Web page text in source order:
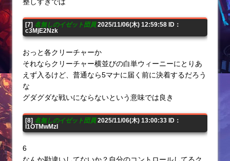
整しすぎでは
[7] 名無しのイゼット団員2025/11/06(木) 12:59:58 ID：
c3MjE2Nzk
おっと各クリーチャーか
それならクリーチャー横並びの白単ウィーニーにとりあ
えず入るけど、普通なら5マナに届く前に決着するだろう
な
グダグダな戦いにならないという意味では良き
[8] 名無しのイゼット団員2025/11/06(木) 13:00:33 ID：
I1OTMwMzI
6